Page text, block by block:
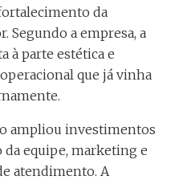
da
Segundo a empresa, a
à parte estética e
que já vinha
ampliou investimentos
da equipe, marketing e
atendimento. A